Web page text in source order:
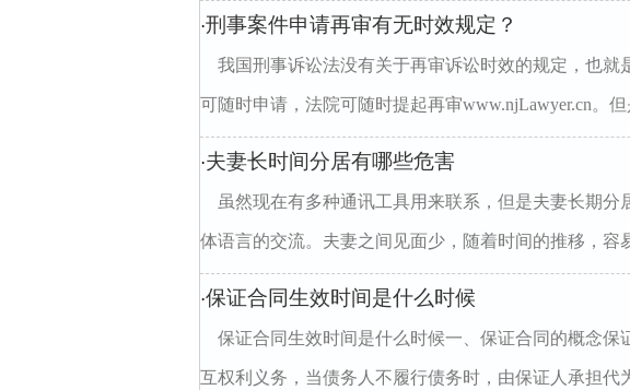
·刑事案件申请再审有无时效规定？
我国刑事诉讼法没有关于再审诉讼时效的规定，也就
可随时申请，法院可随时提起再审www.njLawyer.cn。但
·夫妻长时间分居有哪些危害
虽然现在有多种通讯工具用来联系，但是夫妻长期
体语言的交流。夫妻之间见面少，随着时间的推移，容
·保证合同生效时间是什么时候
保证合同生效时间是什么时候一、保证合同的概念保
互权利义务，当债务人不履行债务时，由保证人承担代